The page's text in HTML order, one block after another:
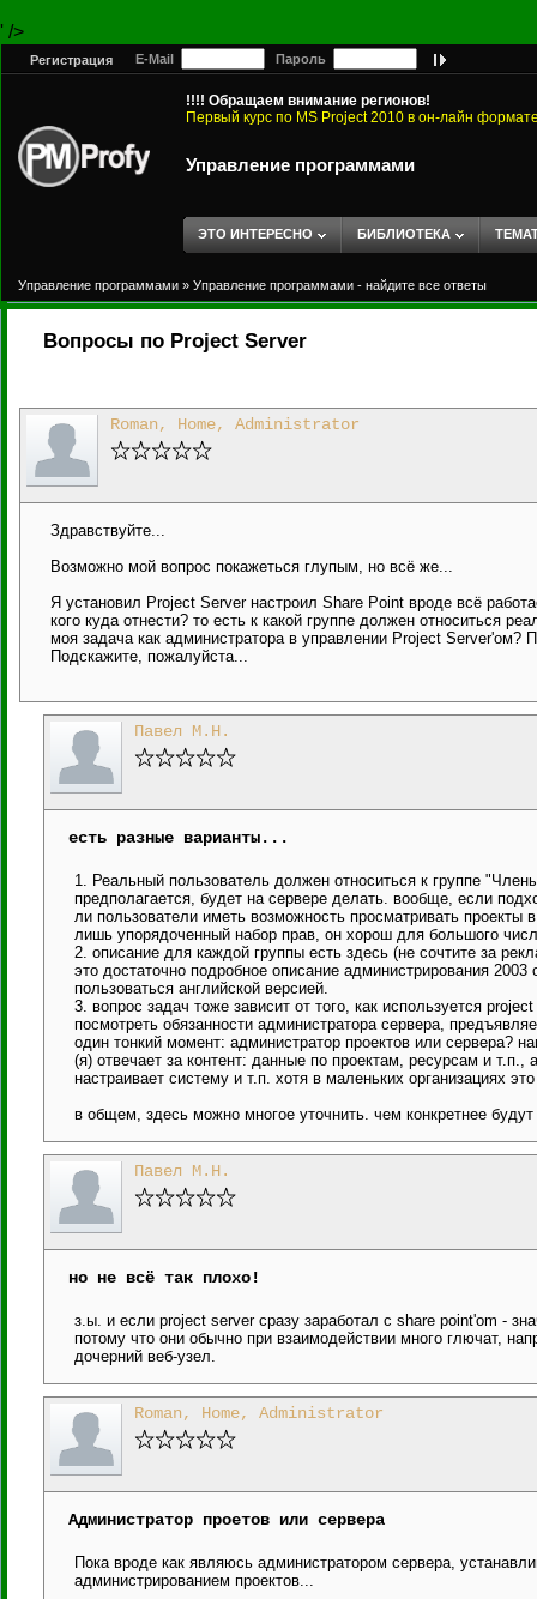
' />
Регистрация E-Mail Пароль
!!!! Обращаем внимание регионов!
Первый курс по MS Project 2010 в он-лайн
Управление программами
ЭТО ИНТЕРЕСНО БИБЛИОТЕКА
Управление программами » Управление программами - найдите все ответы
Вопросы по Project Server
Roman, Home, Administrator
Здравствуйте...
Возможно мой вопрос покажеться глупым, но всё же...
Я установил Project Server настроил Share Point вроде всё
кого куда отнести? то есть к какой группе должен относиться
моя задача как администратора в управлении Project
Подскажите, пожалуйста...
Павел М.Н.
есть разные варианты...
1. Реальный пользователь должен относиться к группе
предполагается, будет на сервере делать. вообще, если
ли пользователи иметь возможность просматривать проекты
лишь упорядоченный набор прав, он хорош для большого
2. описание для каждой группы есть здесь (не сочтите за
это достаточно подробное описание администрирования
пользоваться английской версией.
3. вопрос задач тоже зависит от того, как используется
посмотреть обязанности администратора сервера,
один тонкий момент: администратор проектов или сервера?
(я) отвечает за контент: данные по проектам, ресурсам и
настраивает систему и т.п. хотя в маленьких организациях
в общем, здесь можно многое уточнить. чем конкретнее
Павел М.Н.
но не всё так плохо!
з.ы. и если project server сразу заработал с share point'om -
потому что они обычно при взаимодействии много глючат,
дочерний веб-узел.
Roman, Home, Administrator
Администратор проетов или сервера
Пока вроде как являюсь администратором сервера,
администрированием проектов...